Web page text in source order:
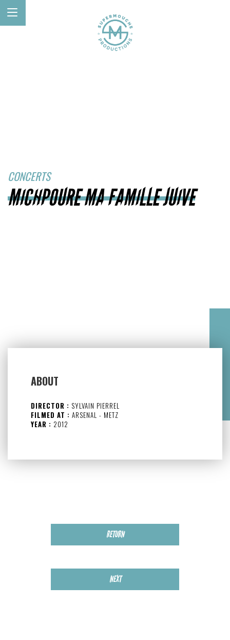
CONCERTS
MICHPOURE MA FAMILLE JUIVE
ABOUT
DIRECTOR : SYLVAIN PIERREL
FILMED AT : ARSENAL - METZ
YEAR : 2012
RETURN
NEXT